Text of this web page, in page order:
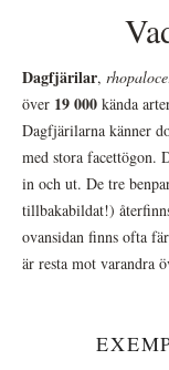
Dagfjärilar,
över 19 000 kända
Dagfjärilarna känner
med stora facettögon.
in och ut. De tre
tillbakabildat!)
ovansidan finns ofta
är resta mot varandra